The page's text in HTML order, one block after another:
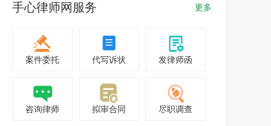
更多
手心律师网服务
案件委托 代写诉状 发律师函
咨询律师 拟审合同 尽职调查